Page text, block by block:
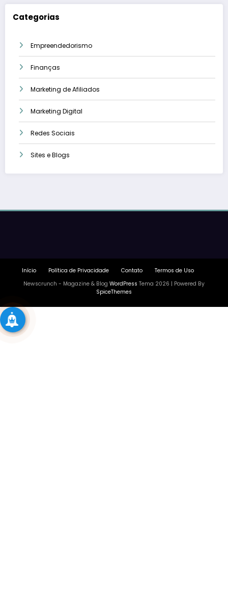
Categorias
Empreendedorismo
Finanças
Marketing de Afiliados
Marketing Digital
Redes Sociais
Sites e Blogs
Início Política de Privacidade Contato
Termos de Uso
Newscrunch - Magazine & Blog WordPress Tema 2026 | Powered By
SpiceThemes